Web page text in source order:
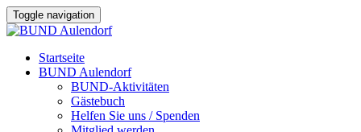
Toggle navigation
Startseite
BUND Aulendorf
BUND-Aktivitäten
Gästebuch
Helfen Sie uns / Spenden